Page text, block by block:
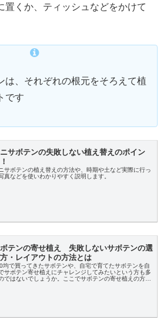
置くか、ティッシュなどをかけて
は、それぞれの根元をそろえて植
です
ニサボテンの失敗しない植え替えのポイン
サボテンの植え替えの方法や、時期や土など実際に行っ
真などを使いわかりやすく説明します。
テンの寄せ植え 失敗しないサボテンの選
・レイアウトの方法とは
均で買ってきたサボテンや、自宅で育てたサボテンを自
サボテン寄せ植えにチャレンジしてみたいという方も多
ではないでしょうか。ここでサボテンの寄せ植えの方法